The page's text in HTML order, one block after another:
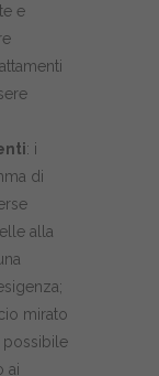
e
: i
di
alla
mirato
possibile
ai